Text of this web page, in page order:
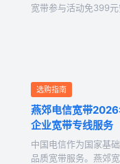
宽带参与活动免399
选购指南
燕郊电信宽带2026
企业宽带专线服务
中国电信作为国家基
品质宽带服务。燕郊